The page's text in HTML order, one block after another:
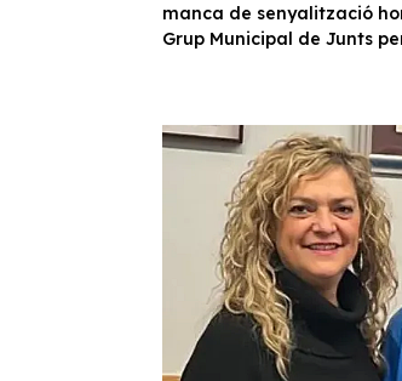
manca de senyalització
Grup Municipal de Junts